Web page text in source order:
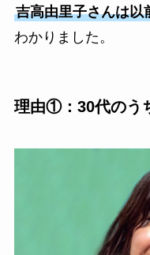
吉高由里子さんは以
わかりました。
理由①：30代のう